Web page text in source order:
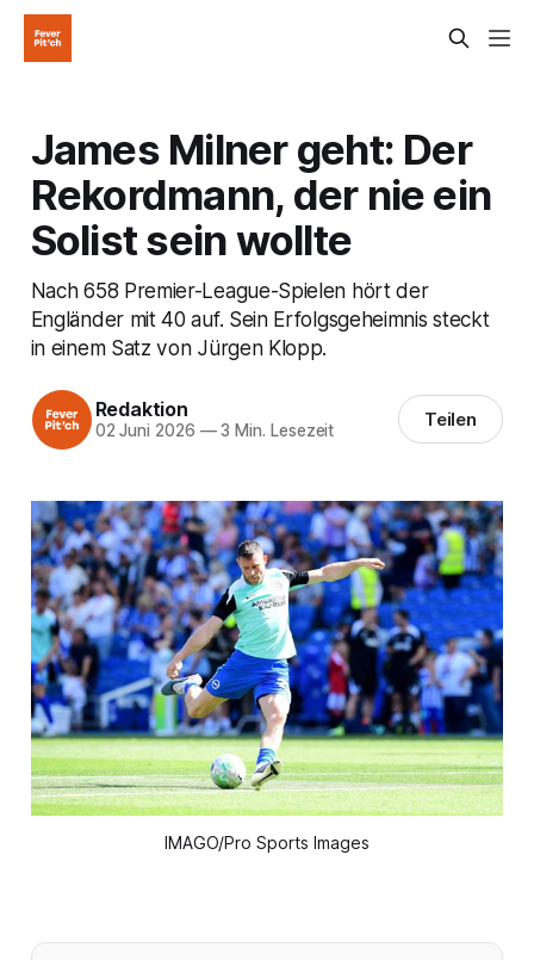
James Milner geht: Der
Rekordmann, der nie ein
Solist sein wollte
Nach 658 Premier-League-Spielen hört der
Engländer mit 40 auf. Sein Erfolgsgeheimnis steckt
in einem Satz von Jürgen Klopp.
Redaktion
02 Juni 2026 —3 Min. Lesezeit Teilen
IMAGO/Pro Sports Images